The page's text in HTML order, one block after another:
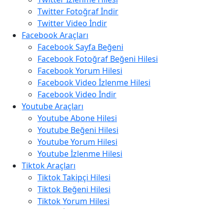
Twitter Fotoğraf İndir
Twitter Video İndir
Facebook Araçları
Facebook Sayfa Beğeni
Facebook Fotoğraf Beğeni Hilesi
Facebook Yorum Hilesi
Facebook Video İzlenme Hilesi
Facebook Video İndir
Youtube Araçları
Youtube Abone Hilesi
Youtube Beğeni Hilesi
Youtube Yorum Hilesi
Youtube İzlenme Hilesi
Tiktok Araçları
Tiktok Takipçi Hilesi
Tiktok Beğeni Hilesi
Tiktok Yorum Hilesi